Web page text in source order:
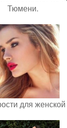
Тюмени.
для